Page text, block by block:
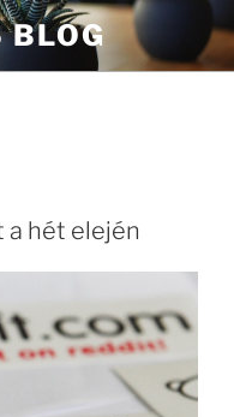
BLOG
a hét elején